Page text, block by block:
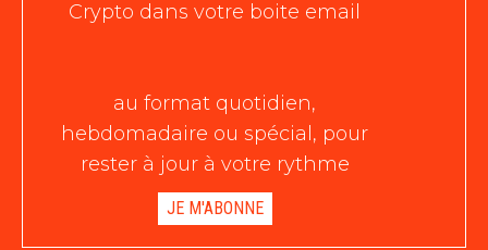
Crypto dans votre boite email
au format quotidien,
hebdomadaire ou spécial, pour
rester à jour à votre rythme
JE M'ABONNE